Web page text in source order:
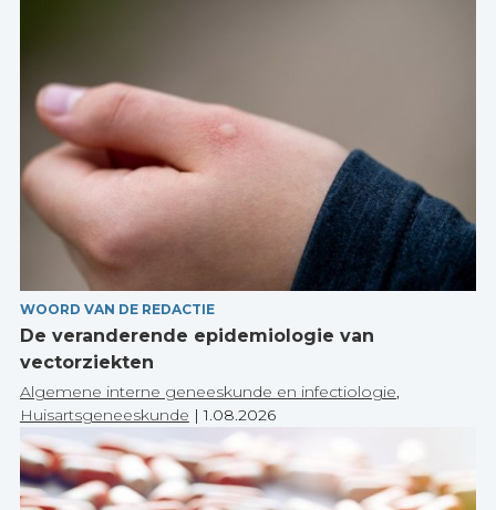
WOORD VAN DE REDACTIE
De veranderende epidemiologie van
vectorziekten
Algemene interne geneeskunde en infectiologie,
Huisartsgeneeskunde |1.08.2026